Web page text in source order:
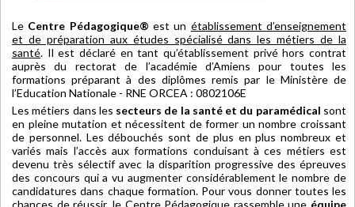
Le Centre Pédagogique® est un établissement d’enseignement
et de préparation aux études spécialisé dans les métiers de la
santé. Il est déclaré en tant qu’établissement privé hors contrat
auprès du rectorat de l’académie d’Amiens pour toutes les
formations préparant à des diplômes remis par le Ministère de
l’Education Nationale - RNE ORCEA : 0802106E
Les métiers dans les secteurs de la santé et du paramédical sont
en pleine mutation et nécessitent de former un nombre croissant
de personnel. Les débouchés sont de plus en plus nombreux et
variés mais l’accès aux formations conduisant à ces métiers est
devenu très sélectif avec la disparition progressive des épreuves
des concours qui a vu augmenter considérablement le nombre de
candidatures dans chaque formation. Pour vous donner toutes les
chances de réussir, le Centre Pédagogique rassemble une équipe